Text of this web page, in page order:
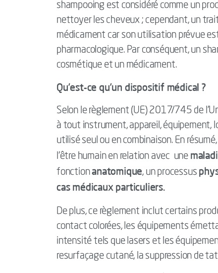
shampooing est considéré comme un
nettoyer les cheveux ; cependant, un
médicament car son utilisation prévue
pharmacologique. Par conséquent, un
cosmétique et un médicament.
Qu’est-ce qu’un dispositif médical ?
Selon le règlement (UE) 2017/745 de
à tout instrument, appareil, équipement,
utilisé seul ou en combinaison. En
l’être humain en relation avec une
fonctionanatomique, un processus
cas médicaux particuliers.
De plus, ce règlement inclut certains
contact colorées, les équipements
intensité tels que lasers et les
resurfaçage cutané, la suppression de